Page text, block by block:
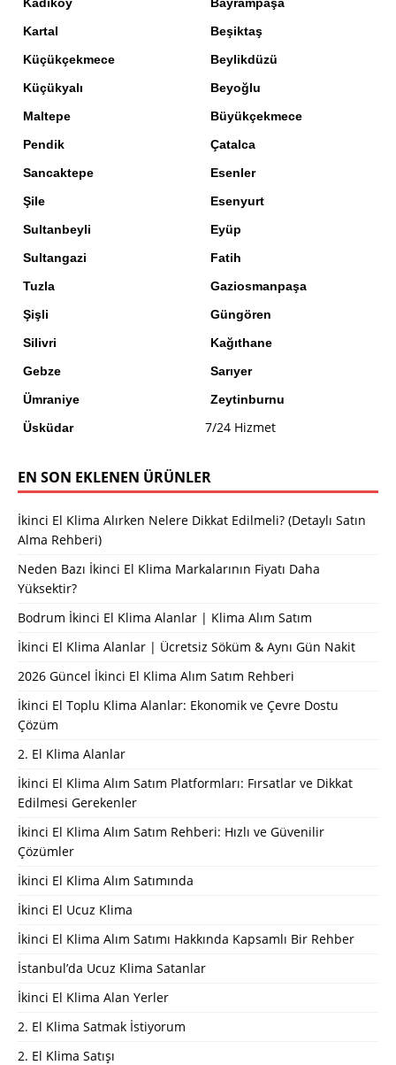
Kartal
Küçükçekmece
Küçükyalı
Maltepe
Pendik
Sancaktepe
Şile
Sultanbeyli
Sultangazi
Tuzla
Şişli
Silivri
Gebze
Ümraniye
Üsküdar
Beşiktaş
Beylikdüzü
Beyoğlu
Büyükçekmece
Çatalca
Esenler
Esenyurt
Eyüp
Fatih
Gaziosmanpaşa
Güngören
Kağıthane
Sarıyer
Zeytinburnu
7/24 Hizmet
EN SON EKLENEN ÜRÜNLER
İkinci El Klima Alırken Nelere Dikkat Edilmeli? (Detaylı Satın
Alma Rehberi)
Neden Bazı İkinci El Klima Markalarının Fiyatı Daha
Yüksektir?
Bodrum İkinci El Klima Alanlar | Klima Alım Satım
İkinci El Klima Alanlar | Ücretsiz Söküm & Aynı Gün Nakit
2026 Güncel İkinci El Klima Alım Satım Rehberi
İkinci El Toplu Klima Alanlar: Ekonomik ve Çevre Dostu
Çözüm
2. El Klima Alanlar
İkinci El Klima Alım Satım Platformları: Fırsatlar ve Dikkat
Edilmesi Gerekenler
İkinci El Klima Alım Satım Rehberi: Hızlı ve Güvenilir
Çözümler
İkinci El Klima Alım Satımında
İkinci El Ucuz Klima
İkinci El Klima Alım Satımı Hakkında Kapsamlı Bir Rehber
İstanbul’da Ucuz Klima Satanlar
İkinci El Klima Alan Yerler
2. El Klima Satmak İstiyorum
2. El Klima Satışı